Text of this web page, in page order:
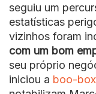
seguiu um
estatísticas
vizinhos foram
com um bom
seu próprio
iniciou a boo-box